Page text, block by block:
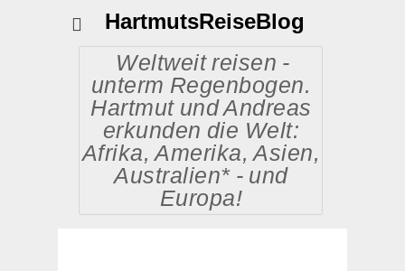
HartmutsReiseBlog
Weltweit reisen -
unterm Regenbogen.
Hartmut und Andreas
erkunden die Welt:
Afrika, Amerika, Asien,
Australien* - und
Europa!